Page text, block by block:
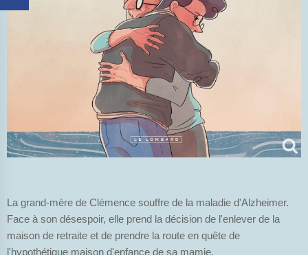
La grand-mère de Clémence souffre de la maladie d'Alzheimer.
Face à son désespoir, elle prend la décision de l'enlever de la
maison de retraite et de prendre la route en quête de
l'hypothétique maison d'enfance de sa mamie.